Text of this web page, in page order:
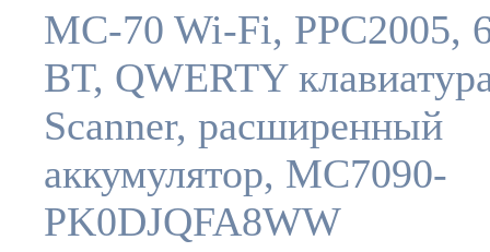
MC-70 Wi-Fi, PPC2005,
BT, QWERTY
Scanner, расширенный
аккумулятор, MC7090-
PK0DJQFA8WW